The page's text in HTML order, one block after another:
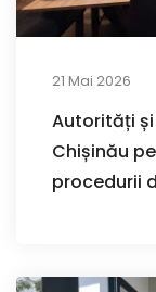
21 Mai 2026
Autorități
Chișinău
procedurii